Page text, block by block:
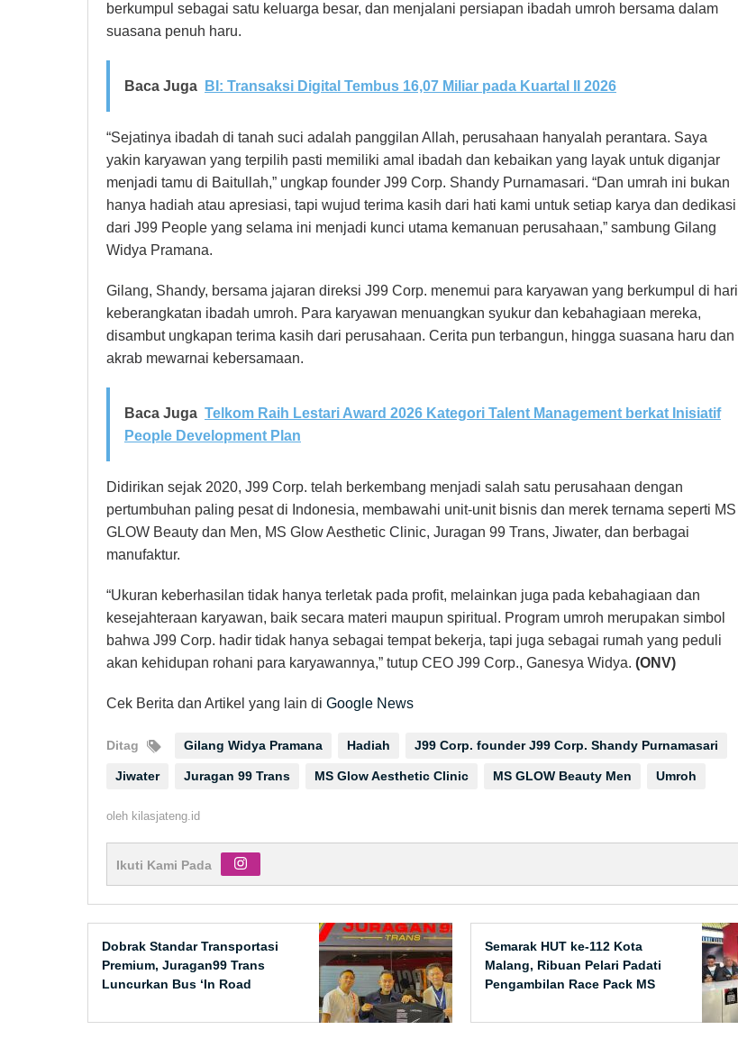
berkumpul sebagai satu keluarga besar, dan menjalani persiapan ibadah umroh bersama dalam
suasana penuh haru.
Baca Juga BI: Transaksi Digital Tembus 16,07 Miliar pada Kuartal II 2026
“Sejatinya ibadah di tanah suci adalah panggilan Allah, perusahaan hanyalah perantara. Saya
yakin karyawan yang terpilih pasti memiliki amal ibadah dan kebaikan yang layak untuk diganjar
menjadi tamu di Baitullah,” ungkap founder J99 Corp. Shandy Purnamasari. “Dan umrah ini bukan
hanya hadiah atau apresiasi, tapi wujud terima kasih dari hati kami untuk setiap karya dan dedikasi
dari J99 People yang selama ini menjadi kunci utama kemanuan perusahaan,” sambung Gilang
Widya Pramana.
Gilang, Shandy, bersama jajaran direksi J99 Corp. menemui para karyawan yang berkumpul di hari
keberangkatan ibadah umroh. Para karyawan menuangkan syukur dan kebahagiaan mereka,
disambut ungkapan terima kasih dari perusahaan. Cerita pun terbangun, hingga suasana haru dan
akrab mewarnai kebersamaan.
Baca Juga Telkom Raih Lestari Award 2026 Kategori Talent Management berkat Inisiatif
People Development Plan
Didirikan sejak 2020, J99 Corp. telah berkembang menjadi salah satu perusahaan dengan
pertumbuhan paling pesat di Indonesia, membawahi unit-unit bisnis dan merek ternama seperti MS
GLOW Beauty dan Men, MS Glow Aesthetic Clinic, Juragan 99 Trans, Jiwater, dan berbagai
manufaktur.
“Ukuran keberhasilan tidak hanya terletak pada profit, melainkan juga pada kebahagiaan dan
kesejahteraan karyawan, baik secara materi maupun spiritual. Program umroh merupakan simbol
bahwa J99 Corp. hadir tidak hanya sebagai tempat bekerja, tapi juga sebagai rumah yang peduli
akan kehidupan rohani para karyawannya,” tutup CEO J99 Corp., Ganesya Widya. (ONV)
Cek Berita dan Artikel yang lain di Google News
Ditag Gilang Widya Pramana Hadiah J99 Corp. founder J99 Corp. Shandy Purnamasari
Jiwater Juragan 99 Trans MS Glow Aesthetic Clinic MS GLOW Beauty Men Umroh
oleh kilasjateng.id
Ikuti Kami Pada
Dobrak Standar Transportasi
Premium, Juragan99 Trans
Luncurkan Bus ‘In Road
Indonesia
Semarak HUT ke-112 Kota
Malang, Ribuan Pelari Padati
Pengambilan Race Pack MS
2026